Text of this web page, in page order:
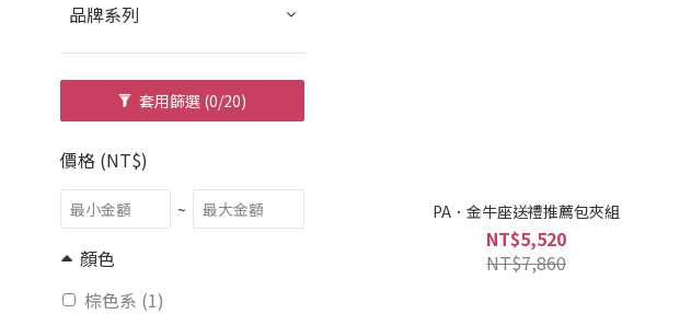
品牌系列
套用篩選 (0/20)
價格 (NT$)
~
顏色
棕色系 (1)
PA．金牛座送禮推薦包夾組
NT$5,520
NT$7,860